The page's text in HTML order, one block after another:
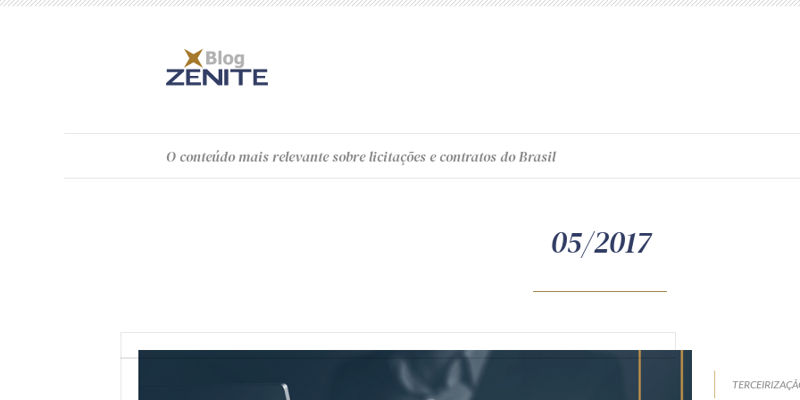
O conteúdomais relevante sobre licitações e contratos do Brasil
05/2017